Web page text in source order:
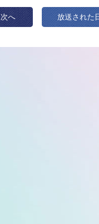
次へ 放送された